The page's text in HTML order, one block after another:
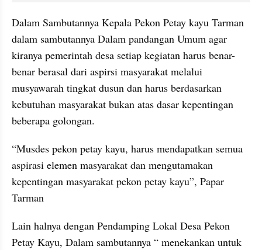
Dalam Sambutannya Kepala Pekon Petay kayu Tarman
dalam sambutannya Dalam pandangan Umum agar
kiranya pemerintah desa setiap kegiatan harus benar-
benar berasal dari aspirsi masyarakat melalui
musyawarah tingkat dusun dan harus berdasarkan
kebutuhan masyarakat bukan atas dasar kepentingan
beberapa golongan.
“Musdes pekon petay kayu, harus mendapatkan semua
aspirasi elemen masyarakat dan mengutamakan
kepentingan masyarakat pekon petay kayu”, Papar
Tarman
Lain halnya dengan Pendamping Lokal Desa Pekon
Petay Kayu, Dalam sambutannya “ menekankan untuk